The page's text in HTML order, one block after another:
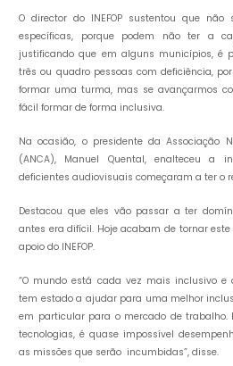
O director do INEFOP sustentou que
específicas, porque podem não ter a
justificando que em alguns municípios, é
três ou quadro pessoas com deficiência,
formar uma turma, mas se avançarmos
fácil formar de forma inclusiva.
Na ocasião, o presidente da Associação
(ANCA), Manuel Quental, enalteceu a
deficientes audiovisuais começaram a ter o
Destacou que eles vão passar a ter
antes era difícil. Hoje acabam de tornar
apoio do INEFOP.
“O mundo está cada vez mais inclusivo
tem estado a ajudar para uma melhor
em particular para o mercado de trabalho.
tecnologias, é quase impossível
as missões que serão incumbidas”, disse.